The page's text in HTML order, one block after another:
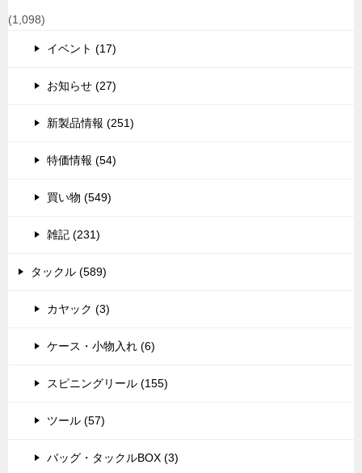
(1,098)
イベント (17)
お知らせ (27)
新製品情報 (251)
特価情報 (54)
買い物 (549)
雑記 (231)
タックル (589)
カヤック (3)
ケース・小物入れ (6)
スピニングリール (155)
ツール (57)
バッグ・タックルBOX (3)